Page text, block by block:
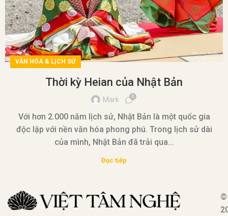
VĂN HÓA & LỊCH SỬ
Thời kỳ Heian của Nhật Bản
Mark 0
Với hơn 2.000 năm lịch sử, Nhật Bản là một quốc gia
độc lập với nền văn hóa phong phú. Trong lịch sử dài
của mình, Nhật Bản đã trải qua...
Đọc tiếp
©